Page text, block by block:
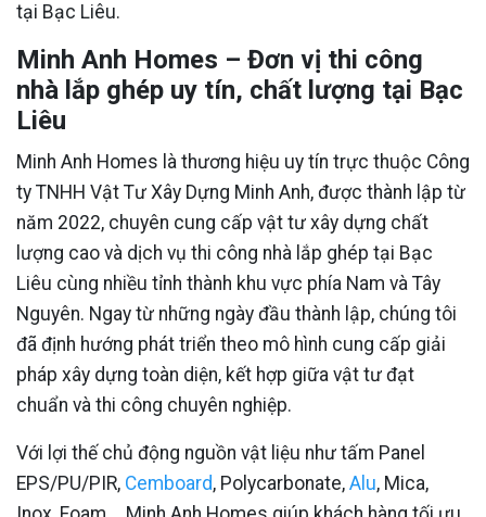
tại Bạc Liêu.
Minh Anh Homes – Đơn vị thi công
nhà lắp ghép uy tín, chất lượng tại Bạc
Liêu
Minh Anh Homes là thương hiệu uy tín trực thuộc Công
ty TNHH Vật Tư Xây Dựng Minh Anh, được thành lập từ
năm 2022, chuyên cung cấp vật tư xây dựng chất
lượng cao và dịch vụ thi công nhà lắp ghép tại Bạc
Liêu cùng nhiều tỉnh thành khu vực phía Nam và Tây
Nguyên. Ngay từ những ngày đầu thành lập, chúng tôi
đã định hướng phát triển theo mô hình cung cấp giải
pháp xây dựng toàn diện, kết hợp giữa vật tư đạt
chuẩn và thi công chuyên nghiệp.
Với lợi thế chủ động nguồn vật liệu như tấm Panel
EPS/PU/PIR, Cemboard, Polycarbonate, Alu, Mica,